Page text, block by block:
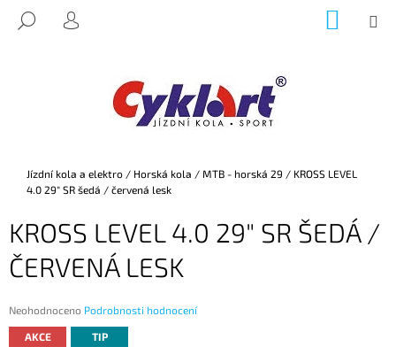
HLEDAT
PŘIHLÁŠENÍ KOŠÍK
Domů
Jízdní kola a elektro / Horská kola / MTB - horská 29 / KROSS LEVEL
4.0 29" SR šedá / červená lesk
KROSS LEVEL 4.0 29" SR ŠEDÁ /
ČERVENÁ LESK
Průměrné
hodnocení
produktu
Neohodnoceno Podrobnosti hodnocení
AKCE TIP
O
T
E
B
U
J
E